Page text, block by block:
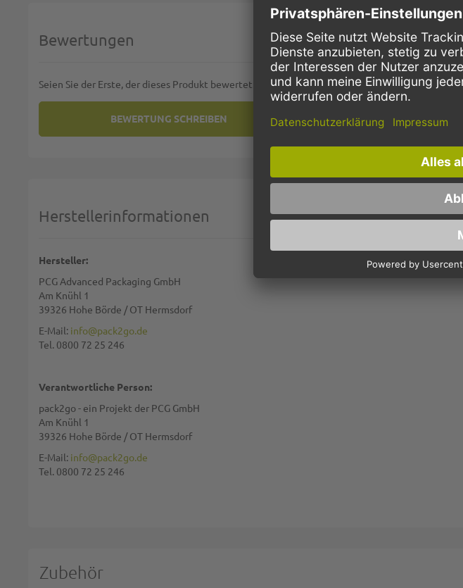
Bewertungen
Seien Sie der Erste, der dieses Produkt bewertet
BEWERTUNG SCHREIBEN
Zusammenfassung:
Bewertung:
Herstellerinformationen
Hersteller:
PCG Advanced Packaging GmbH
Am Knühl 1
39326 Hohe Börde / OT Hermsdorf
E-Mail: info@pack2go.de
Tel. 0800 72 25 246
Verantwortliche Person:
pack2go - ein Projekt der PCG GmbH
Am Knühl 1
39326 Hohe Börde / OT Hermsdorf
E-Mail: info@pack2go.de
Tel. 0800 72 25 246
Zubehör